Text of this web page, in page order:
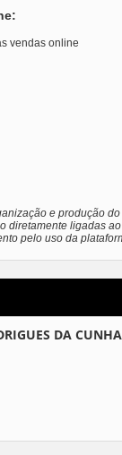
vendas online
e produção
diretamente ligadas
pelo uso da
DA CUNHA